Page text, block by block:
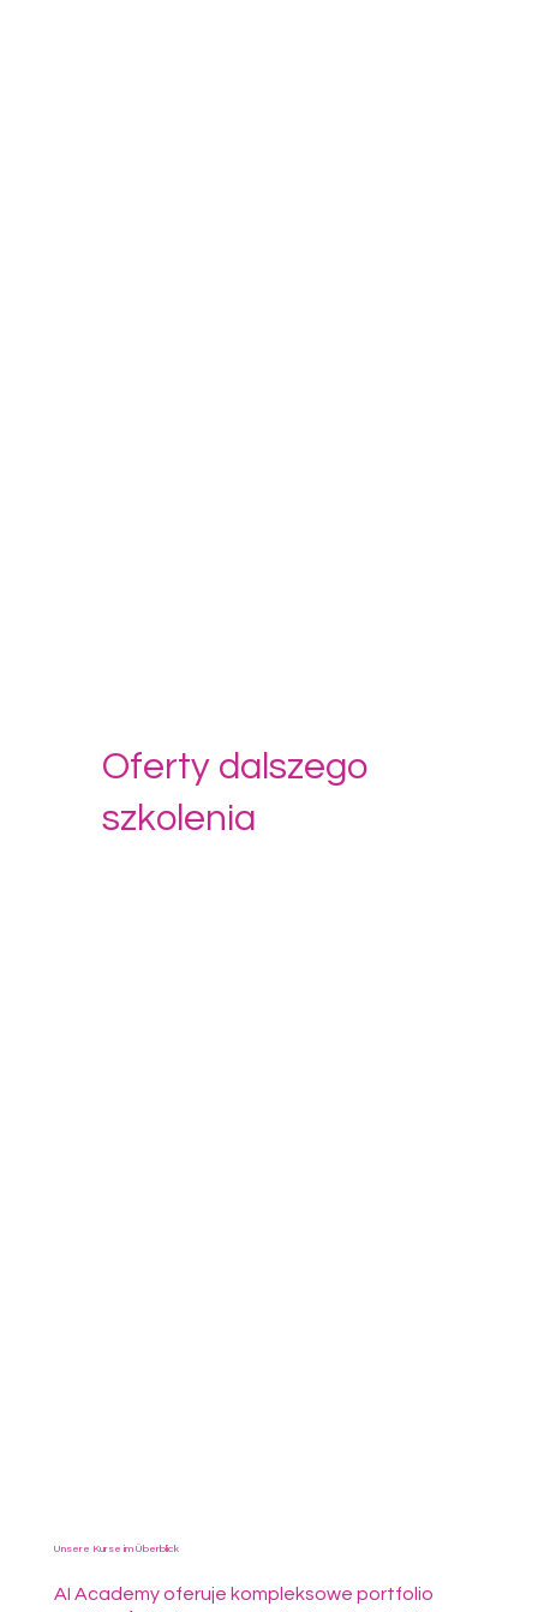
Oferty dalszego
szkolenia
Unsere Kurse im Überblick
AI Academy oferuje kompleksowe portfolio